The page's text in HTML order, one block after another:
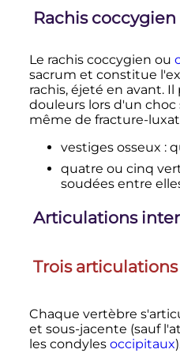
Rachis coccygien
Le rachis coccygien ou
sacrum et constitue
rachis, éjeté en avant.
douleurs lors d'un
même de fracture-
vestiges osseux :
quatre ou cinq
soudées entre
Articulations
Trois articulations
Chaque vertèbre
et sous-jacente (sauf
les condyles occipitaux